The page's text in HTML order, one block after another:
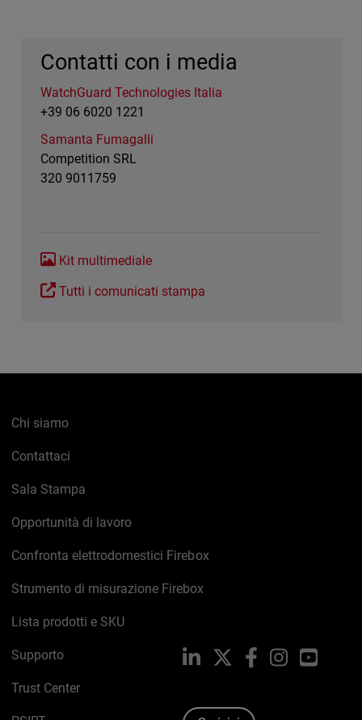
Contatti con i media
WatchGuard Technologies Italia
+39 06 6020 1221
Samanta Fumagalli
Competition SRL
320 9011759
Kit multimediale
Tutti i comunicati stampa
Chi siamo
Contattaci
Sala Stampa
Opportunità di lavoro
Confronta elettrodomestici Firebox
Strumento di misurazione Firebox
Lista prodotti e SKU
Supporto
Trust Center
LinkedIn FacebookInstagram